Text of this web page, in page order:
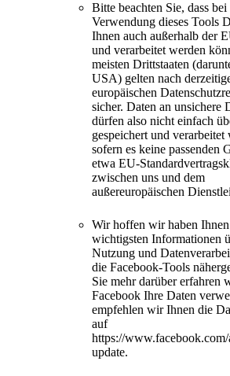
Bitte beachten Sie, dass bei
Verwendung dieses Tools
Ihnen auch außerhalb der
und verarbeitet werden
meisten Drittstaaten
USA) gelten nach
europäischen
sicher. Daten an unsichere
dürfen also nicht einfach
gespeichert und verarbeitet
sofern es keine passenden
etwa EU-
zwischen uns und dem
außereuropäischen
Wir hoffen wir haben
wichtigsten Informationen
Nutzung und
die Facebook-Tools
Sie mehr darüber erfahren
Facebook Ihre Daten
empfehlen wir Ihnen die
auf
https://
update.